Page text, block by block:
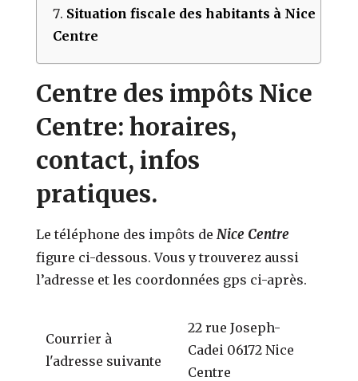
Situation fiscale des habitants à Nice
Centre
Centre des impôts Nice
Centre: horaires,
contact, infos
pratiques.
Le téléphone des impôts de Nice Centre
figure ci-dessous. Vous y trouverez aussi
l’adresse et les coordonnées gps ci-après.
Courrier à
l'adresse suivante
22 rue Joseph-
Cadei 06172 Nice
Centre